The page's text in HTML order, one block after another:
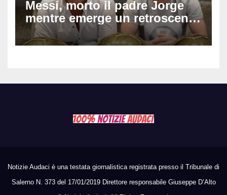
Messi, morto il padre Jorge
mentre emerge un retroscena
choc: le minacce di morte al
fuoriclasse durante i Mondiali
Notizie Audaci è una testata giornalistica registrata presso il Tribunale di
Salerno N. 373 del 17/01/2019 Direttore responsabile Giuseppe D’Alto